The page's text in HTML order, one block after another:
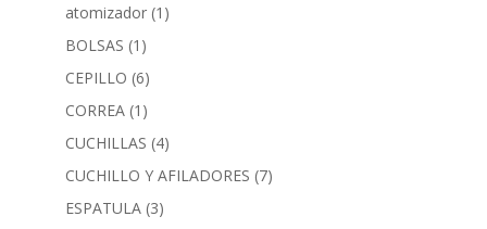
atomizador (1)
BOLSAS (1)
CEPILLO (6)
CORREA (1)
CUCHILLAS (4)
CUCHILLO Y AFILADORES (7)
ESPATULA (3)